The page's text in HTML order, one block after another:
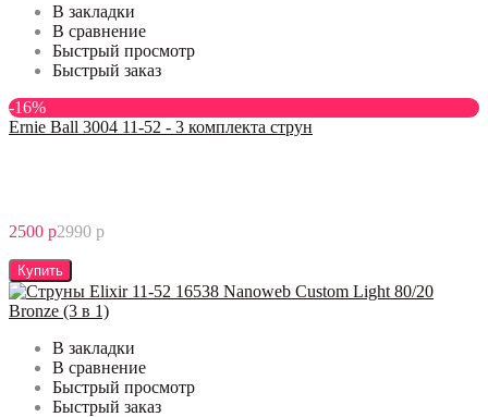
В закладки
В сравнение
Быстрый просмотр
Быстрый заказ
-16%
Ernie Ball 3004 11-52 - 3 комплекта струн
2500 р2990 р
Купить
В закладки
В сравнение
Быстрый просмотр
Быстрый заказ